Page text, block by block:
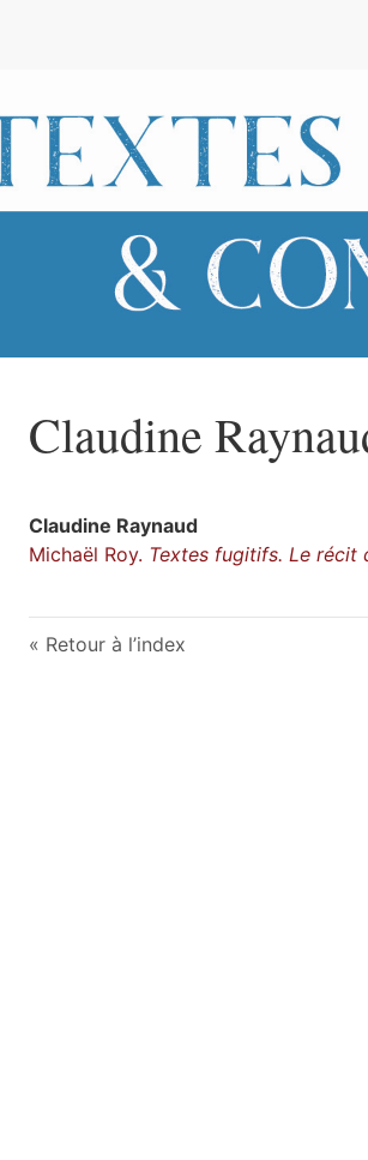
Claudine
Claudine Raynaud
Michaël Roy. Textes fugitifs. Le récit
Retour à l’index